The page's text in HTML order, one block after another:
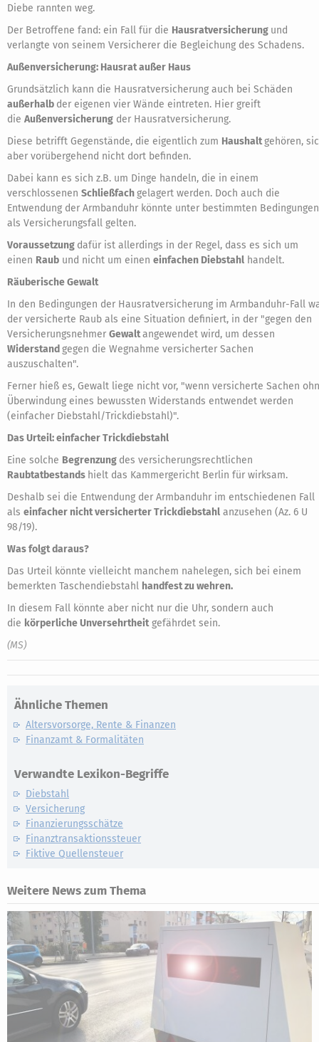
Diebe rannten weg.
Der Betroffene fand: ein Fall für die Hausratversicherung und
verlangte von seinem Versicherer die Begleichung des Schadens.
Außenversicherung: Hausrat außer Haus
Grundsätzlich kann die Hausratversicherung auch bei Schäden
außerhalb der eigenen vier Wände eintreten. Hier greift
die Außenversicherung der Hausratversicherung.
Diese betrifft Gegenstände, die eigentlich zum Haushaltgehören,
aber vorübergehend nicht dort befinden.
Dabei kann es sich z.B. um Dinge handeln, die in einem
verschlossenen Schließfachgelagert werden. Doch auch die
Entwendung der Armbanduhr könnte unter bestimmten Bedingungen
als Versicherungsfall gelten.
Voraussetzung dafür ist allerdings in der Regel, dass es sich um
einen Raub und nicht um einen einfachen Diebstahl handelt.
Räuberische Gewalt
In den Bedingungen der Hausratversicherung im Armbanduhr-Fall
der versicherte Raub als eine Situation definiert, in der "gegen den
Versicherungsnehmer Gewaltangewendet wird, um dessen
Widerstand gegen die Wegnahme versicherter Sachen
auszuschalten".
Ferner hieß es, Gewalt liege nicht vor, "wenn versicherte Sachen
Überwindung eines bewussten Widerstands entwendet werden
(einfacher Diebstahl/Trickdiebstahl)".
Das Urteil: einfacher Trickdiebstahl
Eine solche Begrenzung des versicherungsrechtlichen
Raubtatbestands hielt das Kammergericht Berlin für wirksam.
Deshalb sei die Entwendung der Armbanduhr im entschiedenen Fall
als einfacher nicht versicherter Trickdiebstahl anzusehen (Az. 6 U
98/19).
Was folgt daraus?
Das Urteil könnte vielleicht manchem nahelegen, sich bei einem
bemerkten Taschendiebstahl handfest zu wehren.
In diesem Fall könnte aber nicht nur die Uhr, sondern auch
die körperliche Unversehrtheitgefährdet sein.
(MS)
Ähnliche Themen
Altersvorsorge, Rente & Finanzen
Finanzamt & Formalitäten
Verwandte Lexikon-Begriffe
Diebstahl
Versicherung
Finanzierungsschätze
Finanztransaktionssteuer
Fiktive Quellensteuer
Weitere News zum Thema